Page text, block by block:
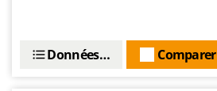
Palumbo Pavi
Comparer
Données techniques